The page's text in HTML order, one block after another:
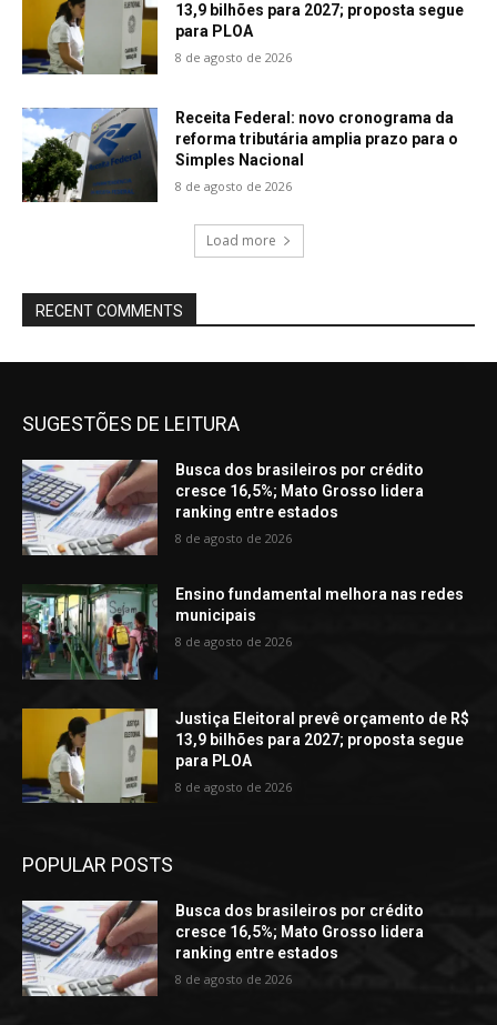
13,9 bilhões para 2027; proposta segue
para PLOA
8 de agosto de 2026
Receita Federal: novo cronograma da
reforma tributária amplia prazo para o
Simples Nacional
8 de agosto de 2026
Load more
RECENT COMMENTS
SUGESTÕES DE LEITURA
Busca dos brasileiros por crédito
cresce 16,5%; Mato Grosso lidera
ranking entre estados
8 de agosto de 2026
Ensino fundamental melhora nas redes
municipais
8 de agosto de 2026
Justiça Eleitoral prevê orçamento de R$
13,9 bilhões para 2027; proposta segue
para PLOA
8 de agosto de 2026
POPULAR POSTS
Busca dos brasileiros por crédito
cresce 16,5%; Mato Grosso lidera
ranking entre estados
8 de agosto de 2026